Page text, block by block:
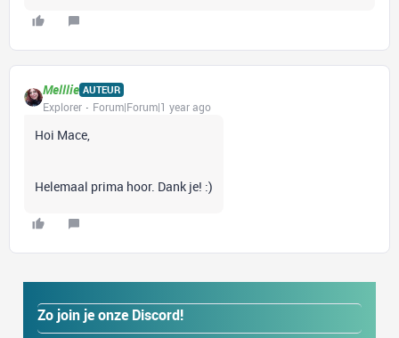
Melllie AUTEUR
Explorer Forum|Forum|1 year ago
Hoi Mace,
Helemaal prima hoor. Dank je! :)
Zo join je onze Discord!